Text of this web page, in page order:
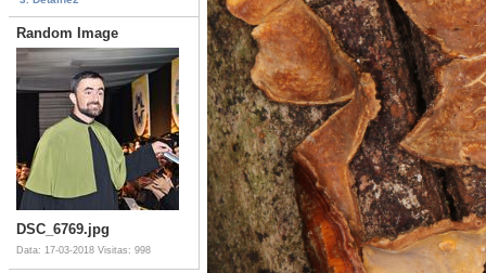
Random Image
DSC_6769.jpg
Data: 17-03-2018 Visitas: 998